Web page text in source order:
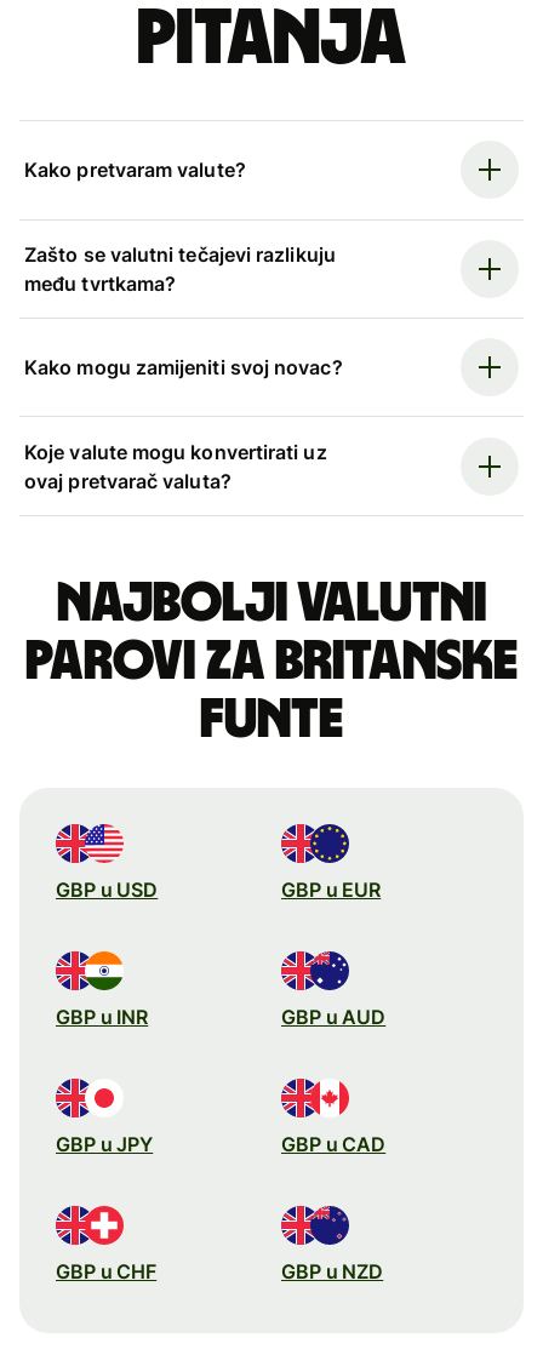
pitanja
Kako pretvaram valute?
Zašto se valutni tečajevi razlikuju
među tvrtkama?
Kako mogu zamijeniti svoj novac?
Koje valute mogu konvertirati uz
ovaj pretvarač valuta?
Najbolji valutni
parovi za britanske
funte
GBP u USD GBP u EUR
GBP u INR GBP u AUD
GBP u JPY GBP u CAD
GBP u CHF GBP u NZD